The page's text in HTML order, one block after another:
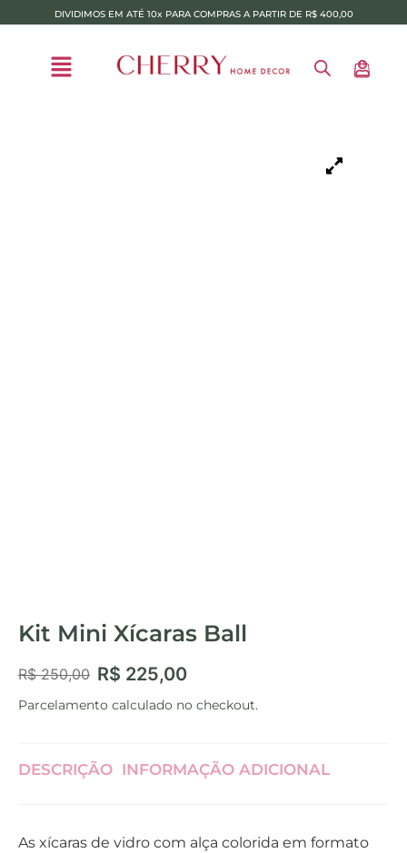
DIVIDIMOS EM ATÉ 10x PARA COMPRAS A PARTIR DE R$ 400,00
Kit Mini Xícaras Ball
R$250,00 R$ 225,00
Parcelamento calculado no checkout.
DESCRIÇÃO INFORMAÇÃO ADICIONAL
As xícaras de vidro com alça colorida em formato